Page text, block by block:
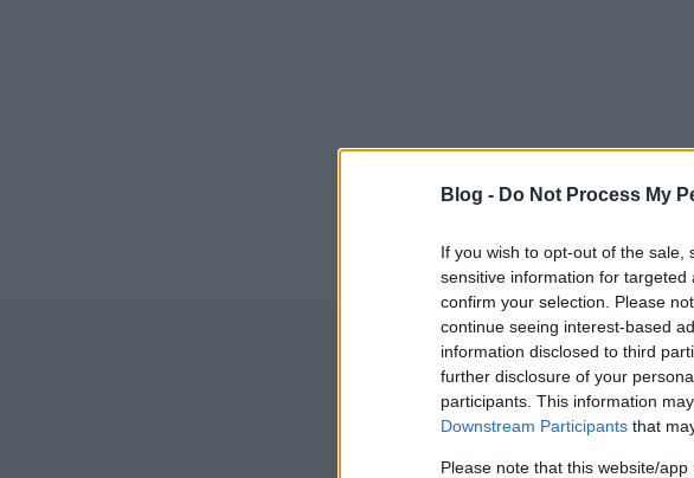
Blog - Do Not Process My
If you wish to opt-out of the
sensitive information for
confirm your selection. Please
continue seeing interest-based
information disclosed to third
further disclosure of your
participants. This information
Downstream Participants that
Please note that this website/